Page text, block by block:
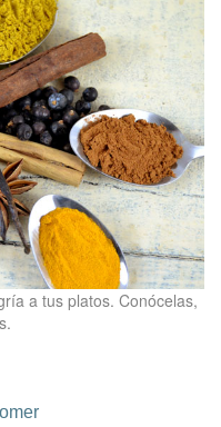
a tus platos. Conócelas,